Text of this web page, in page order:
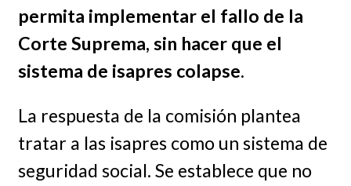
permita implementar el fallo de la
Corte Suprema, sin hacer que el
sistema de isapres colapse.
La respuesta de la comisión plantea
tratar a las isapres como un sistema de
seguridad social. Se establece que no